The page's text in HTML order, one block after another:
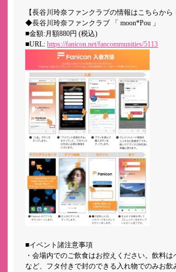
【長谷川玲奈ファンクラブの情報はこちらから
◆長谷川玲奈ファンクラブ 「 moon*Pou 」
■金額:月額880円 (税込)
■URL:https://fanicon.net/fancommunities/5113
■イベント諸注意事項
・会場内でのご飲食はお控えください。飲料
など、フタ付きで封のできる入れ物でのみお飲